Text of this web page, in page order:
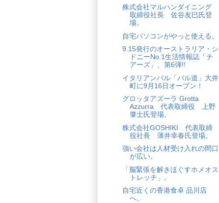
株式会社マルハンダイニング
取締役社長 佐谷友巳氏登
場。
自宅パソコンがやっと使える。
9.15発行のオーストラリア・シ
ドニーNo.1生活情報誌「チ
アーズ」、第6弾!!
イタリアンバル「バル道」大井
町に9月16日オープン！
グロッタアズーラ Grotta
Azzurra 代表取締役 上野
肇士氏登場。
株式会社GOSHIKI 代表取締
役社長 薄井幸春氏登場。
強い会社は人材受け入れの間口
が広い。
「脳緊張を解きほぐすホメオス
トレッチ」。
自宅近くの香港食卓 品川店
へ。